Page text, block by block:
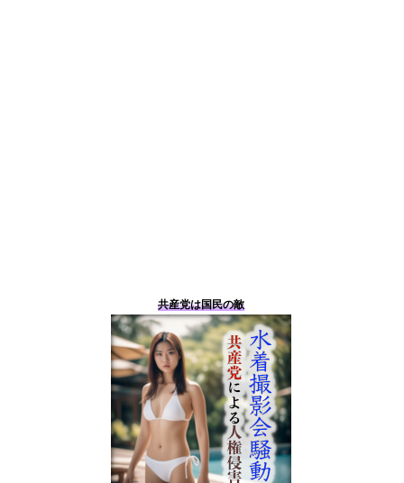
共産党は国民の敵